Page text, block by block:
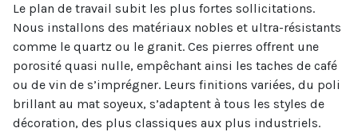
Le plan de travail subit les plus fortes sollicitations.
Nous installons des matériaux nobles et ultra-résistants
comme le quartz ou le granit. Ces pierres offrent une
porosité quasi nulle, empêchant ainsi les taches de café
ou de vin de s’imprégner. Leurs finitions variées, du poli
brillant au mat soyeux, s’adaptent à tous les styles de
décoration, des plus classiques aux plus industriels.